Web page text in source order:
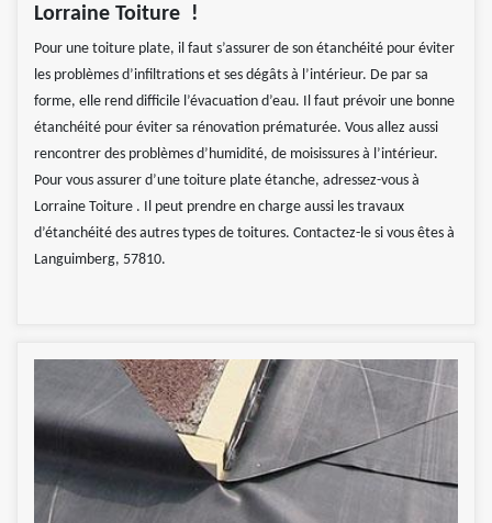
Lorraine Toiture !
Pour une toiture plate, il faut s’assurer de son étanchéité pour éviter
les problèmes d’infiltrations et ses dégâts à l’intérieur. De par sa
forme, elle rend difficile l’évacuation d’eau. Il faut prévoir une bonne
étanchéité pour éviter sa rénovation prématurée. Vous allez aussi
rencontrer des problèmes d’humidité, de moisissures à l’intérieur.
Pour vous assurer d’une toiture plate étanche, adressez-vous à
Lorraine Toiture . Il peut prendre en charge aussi les travaux
d’étanchéité des autres types de toitures. Contactez-le si vous êtes à
Languimberg, 57810.